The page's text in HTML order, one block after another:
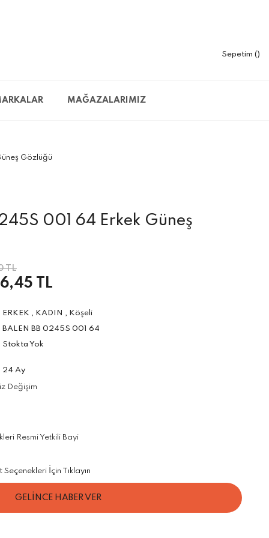
Sepetim
MAĞAZALARIMIZ
Gözlüğü
001 64 Erkek Güneş
TL
TL
ERKEK , KADIN , Köşeli
BALEN BB 0245S 001 64
Stokta Yok
24 Ay
Değişim
Resmi Yetkili Bayi
İçin Tıklayın
GELİNCE HABER VER